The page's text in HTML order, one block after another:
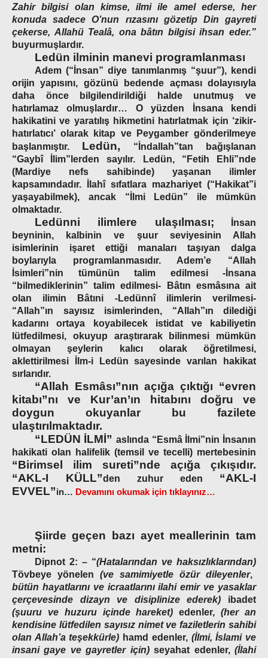
Zahir bilgisi olan kimse, ilmi ile amel ederse, her
konuda sadece O’nun rızasını gözetip Din gayreti
çekerse, Allahü Tealâ, ona bâtın bilgisi ihsan eder.”
buyurmuşlardır.
Ledün ilminin manevi programlanması
Adem (“İnsan” diye tanımlanmış “şuur”), kendi
orijin yapısını, gözünü bedende açması dolayısıyla
daha önce bilgilendirildiği halde unutmuş ve
hatırlamaz olmuşlardır… O yüzden İnsana kendi
hakikatini ve yaratılış hikmetini hatırlatmak için ‘zikir-
hatırlatıcı’olarak kitap ve Peygamber gönderilmeye
başlanmıştır. Ledün, “İndallah”tan bağışlanan
“Gaybî İlim”lerden sayılır. Ledün, “Fetih Ehli”nde
(Mardiye nefs sahibinde) yaşanan ilimler
kapsamındadır. İlahî sıfatlara mazhariyet (“Hakikat”i
yaşayabilmek), ancak “İlmi Ledün” ile mümkün
olmaktadır.
Ledünni ilimlere ulaşılması;
İnsan
beyninin, kalbinin ve şuur seviyesinin Allah
isimlerinin işaret ettiği manaları taşıyan dalga
boylarıyla programlanmasıdır. Adem’e “Allah
İsimleri”nin tümünün talim edilmesi -İnsana
“bilmediklerinin” talim edilmesi- Bâtın esmâsına ait
olan ilimin Bâtıni -Ledünnî ilimlerin verilmesi-
“Allah”ın sayısız isimlerinden, “Allah”ın dilediği
kadarını ortaya koyabilecek istidat ve kabiliyetin
lütfedilmesi, okuyup araştırarak bilinmesi mümkün
olmayan şeylerin kalıcı olarak öğretilmesi,
aklettirilmesi İlm-i Ledün sayesinde varılan hakikat
sırlarıdır.
“Allah Esmâsı”nın açığa çıktığı “evren
kitabı”nı ve Kur’an’ın hitabını doğru ve
doygun okuyanlar bu fazilete
ulaştırılmaktadır.
“LEDÜN İLMİ”aslında “Esmâ İlmi”nin İnsanın
hakikati olan halifelik (temsil ve tecelli) mertebesinin
“Birimsel ilim sureti”nde açığa çıkışıdır.
“AKL-I KÜLL”den zuhur eden “AKL-I
EVVEL”in… Devamını okumak için tıklayınız…
Şiirde geçen bazı ayet meallerinin tam
metni:
Dipnot 2: – “(Hatalarından ve haksızlıklarından)
Tövbeye yönelen (ve samimiyetle özür dileyenler,
bütün hayatlarını ve icraatlarını ilahi emir ve yasaklar
çerçevesinde dizayn ve disiplinize ederek) ibadet
(şuuru ve huzuru içinde hareket) edenler,(her an
kendisine lütfedilen sayısız nimet ve faziletlerin sahibi
olan Allah’a teşekkürle) hamd edenler, (İlmi, İslami ve
insani gaye ve gayretler için)seyahat edenler,(İlahi